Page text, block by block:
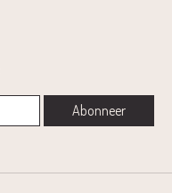
Abonneer